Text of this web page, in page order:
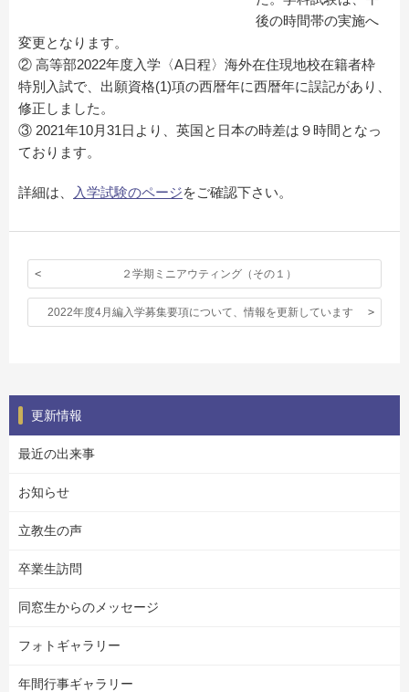
後の時間帯の実施へ
変更となります。
② 高等部2022年度入学〈A日程〉海外在住現地校在籍者枠
特別入試で、出願資格(1)項の西暦年に西暦年に誤記があり、
修正しました。
③ 2021年10月31日より、英国と日本の時差は９時間となっ
ております。
詳細は、 入学試験のページをご確認下さい。
２学期ミニアウティング（その１）
2022年度4月編入学募集要項について、情報を更新しています
更新情報
最近の出来事
お知らせ
立教生の声
卒業生訪問
同窓生からのメッセージ
フォトギャラリー
年間行事ギャラリー